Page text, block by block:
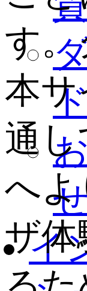
イ
す。
本サ
通し
へよ
ザ体